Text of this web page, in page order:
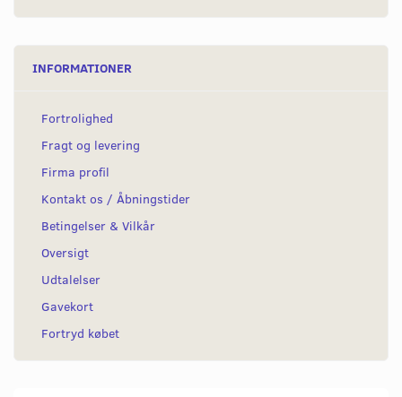
INFORMATIONER
Fortrolighed
Fragt og levering
Firma profil
Kontakt os / Åbningstider
Betingelser & Vilkår
Oversigt
Udtalelser
Gavekort
Fortryd købet